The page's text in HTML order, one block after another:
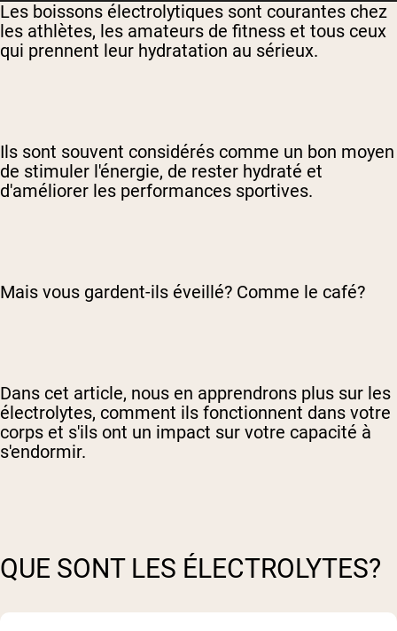
Les boissons électrolytiques sont courantes chez
les athlètes, les amateurs de fitness et tous ceux
qui prennent leur hydratation au sérieux.
Ils sont souvent considérés comme un bon moyen
de stimuler l'énergie, de rester hydraté et
d'améliorer les performances sportives.
Mais vous gardent-ils éveillé? Comme le café?
Dans cet article, nous en apprendrons plus sur les
électrolytes, comment ils fonctionnent dans votre
corps et s'ils ont un impact sur votre capacité à
s'endormir.
QUE SONT LES ÉLECTROLYTES?